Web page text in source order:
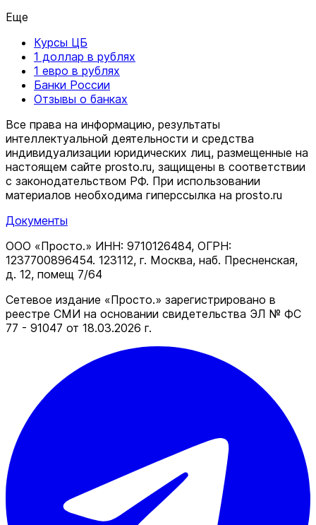
Еще
Курсы ЦБ
1 доллар в рублях
1 евро в рублях
Банки России
Отзывы о банках
Все права на информацию, результаты
интеллектуальной деятельности и средства
индивидуализации юридических лиц, размещенные на
настоящем сайте prosto.ru, защищены в соответствии
c законодательством РФ. При использовании
материалов необходима гиперссылка на prosto.ru
Документы
ООО «Просто.» ИНН: 9710126484, ОГРН:
1237700896454. 123112, г. Москва, наб. Пресненская,
д. 12, помещ 7/64
Сетевое издание «Просто.» зарегистрировано в
реестре СМИ на основании свидетельства ЭЛ № ФС
77 - 91047 от 18.03.2026 г.